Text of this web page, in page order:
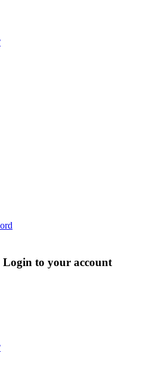
Login to your account